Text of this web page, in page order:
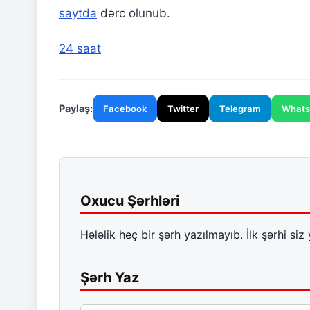
saytda dərc olunub.
24 saat
Paylaş: Facebook Twitter Telegram
Oxucu Şərhləri
Hələlik heç bir şərh yazılmayıb. İlk şərhi siz
Şərh Yaz